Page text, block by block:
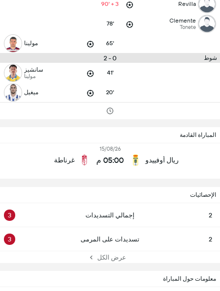
Revilla
90' + 3
Clemente
Tonete
78'
65' مولينا
شوط 0 - 2
41' سانشيز
مولينا
20' ميغيل
المباراة القادمة
ريال أوفييدو
15/08/26
05:00 م غرناطة
الإحصائيات
2 إجمالي التسديدات 3
2 تسديدات على المرمى 3
عرض الكل
معلومات حول المباراة